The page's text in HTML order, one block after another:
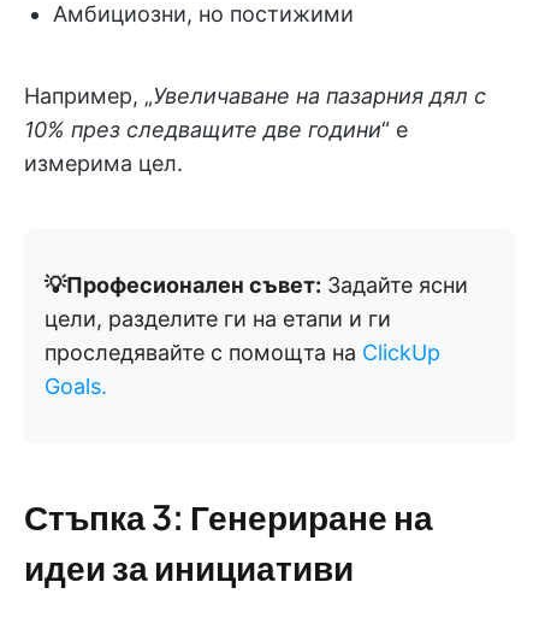
Амбициозни, но постижими
Например, „Увеличаване на пазарния дял с
10% през следващите две години“ е
измерима цел.
💡Професионален съвет: Задайте ясни
цели, разделите ги на етапи и ги
проследявайте с помощта на ClickUp
Goals.
Стъпка 3: Генериране на
идеи за инициативи